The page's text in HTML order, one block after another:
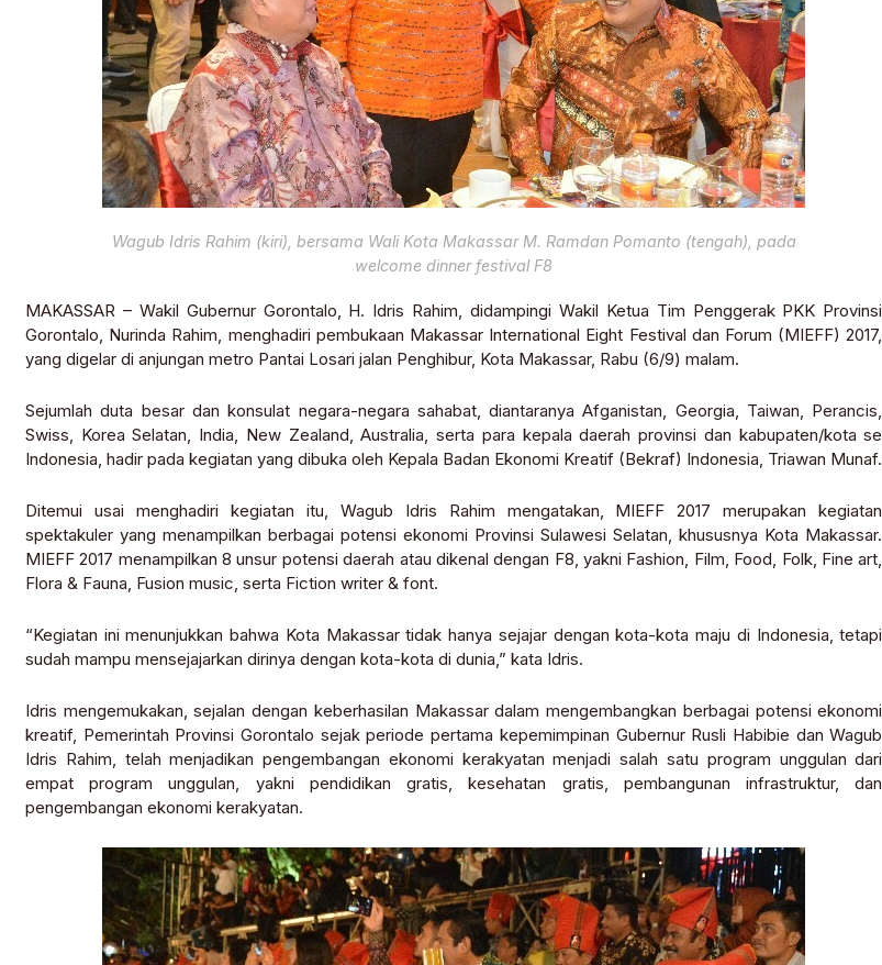
Wagub Idris Rahim (kiri), bersama Wali Kota Makassar M. Ramdan Pomanto (tengah), pada
welcome dinner festival F8
MAKASSAR – Wakil Gubernur Gorontalo, H. Idris Rahim, didampingi Wakil Ketua Tim Penggerak PKK Provinsi
Gorontalo, Nurinda Rahim, menghadiri pembukaan Makassar International Eight Festival dan Forum (MIEFF) 2017,
yang digelar di anjungan metro Pantai Losari jalan Penghibur, Kota Makassar, Rabu (6/9) malam.
Sejumlah duta besar dan konsulat negara-negara sahabat, diantaranya Afganistan, Georgia, Taiwan, Perancis,
Swiss, Korea Selatan, India, New Zealand, Australia, serta para kepala daerah provinsi dan kabupaten/kota se
Indonesia, hadir pada kegiatan yang dibuka oleh Kepala Badan Ekonomi Kreatif (Bekraf) Indonesia, Triawan Munaf.
Ditemui usai menghadiri kegiatan itu, Wagub Idris Rahim mengatakan, MIEFF 2017 merupakan kegiatan
spektakuler yang menampilkan berbagai potensi ekonomi Provinsi Sulawesi Selatan, khususnya Kota Makassar.
MIEFF 2017 menampilkan 8 unsur potensi daerah atau dikenal dengan F8, yakni Fashion, Film, Food, Folk, Fine art,
Flora & Fauna, Fusion music, serta Fiction writer & font.
“Kegiatan ini menunjukkan bahwa Kota Makassar tidak hanya sejajar dengan kota-kota maju di Indonesia, tetapi
sudah mampu mensejajarkan dirinya dengan kota-kota di dunia,” kata Idris.
Idris mengemukakan, sejalan dengan keberhasilan Makassar dalam mengembangkan berbagai potensi ekonomi
kreatif, Pemerintah Provinsi Gorontalo sejak periode pertama kepemimpinan Gubernur Rusli Habibie dan Wagub
Idris Rahim, telah menjadikan pengembangan ekonomi kerakyatan menjadi salah satu program unggulan dari
empat program unggulan, yakni pendidikan gratis, kesehatan gratis, pembangunan infrastruktur, dan
pengembangan ekonomi kerakyatan.